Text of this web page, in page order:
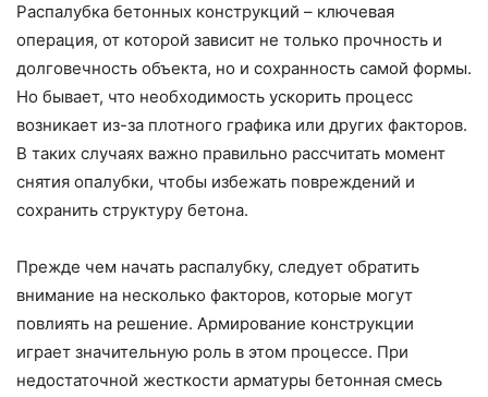
Распалубка бетонных конструкций – ключевая
операция, от которой зависит не только прочность и
долговечность объекта, но и сохранность самой формы.
Но бывает, что необходимость ускорить процесс
возникает из-за плотного графика или других факторов.
В таких случаях важно правильно рассчитать момент
снятия опалубки, чтобы избежать повреждений и
сохранить структуру бетона.
Прежде чем начать распалубку, следует обратить
внимание на несколько факторов, которые могут
повлиять на решение. Армирование конструкции
играет значительную роль в этом процессе. При
недостаточной жесткости арматуры бетонная смесь